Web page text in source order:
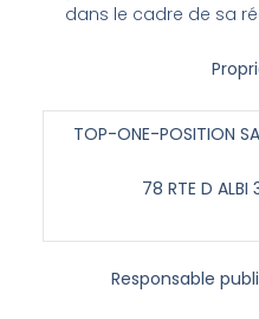
dans le cadre de sa
TOP-ONE-POSITION
78 RTE D ALBI
Responsable